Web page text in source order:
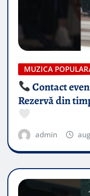
MUZICA
Contact
Rezervă din
admin